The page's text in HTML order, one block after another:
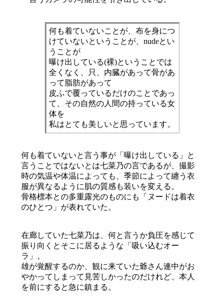
何も着ていないことが、布を身につ
けていないということが、nudeとい
うことが
曝け出している(裸)ということでは
全くなく、只、内臓があって骨があ
って脂肪があって
皮ふで覆っているだけのことであっ
て、その自然の人間の持っている女
体を
私はとても美しいと思っています。
何も着ていないと言う事が「曝け出している」と
言うことではないとは七菜乃の言であるが、撮影
時の気温や体温によっても、季節によって纏う衣
服が異なるように肌の質感も装いを変える。
骨格標本との多重露光のものにも「ヌードは着衣
のひとつ」が表れていた。
在廊していた七菜乃は、何と言うか負圧を感じて
振り向くとそこに居るような「吸い込むオー
ラ」。
雄が覚醒するのか、観に来ていた爺さん連中がお
やかってしまって見苦しかったのだけれど、本人
を前にすると急に鎮まる。